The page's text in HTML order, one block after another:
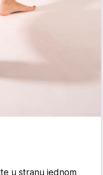
u stranu jednom